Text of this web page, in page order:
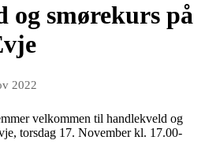
og smørekurs på
2022
velkommen til handlekveld og
torsdag 17. November kl. 17.00-